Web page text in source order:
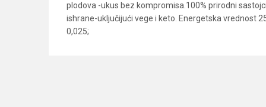
plodova -ukus bez kompromisa.100% prirodni
ishrane-uključijući vege i keto. Energetska vrednost
0,025;